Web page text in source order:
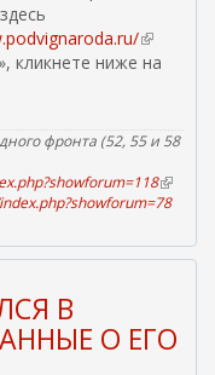
l
)
е
ш
я
с
ы
к
(
в
ш
я
я
с
к
а
кликнете ниже на
фронта (52, 55 и 58
(
в
е
ш
я
с
В
О ЕГО